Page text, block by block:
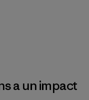
a un impact